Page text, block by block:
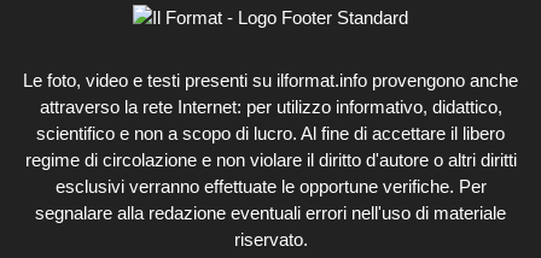
Le foto, video e testi presenti su ilformat.info provengono anche
attraverso la rete Internet: per utilizzo informativo, didattico,
scientifico e non a scopo di lucro. Al fine di accettare il libero
regime di circolazione e non violare il diritto d'autore o altri diritti
esclusivi verranno effettuate le opportune verifiche. Per
segnalare alla redazione eventuali errori nell'uso di materiale
riservato.